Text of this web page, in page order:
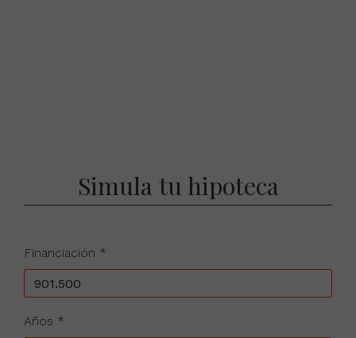
Simula tu hipoteca
Financiación *
Años *